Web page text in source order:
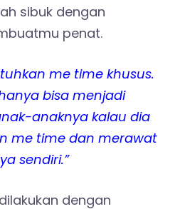
sibuk dengan
penat.
me time khusus.
bisa menjadi
anaknya kalau dia
me time dan merawat
sendiri.”
dengan